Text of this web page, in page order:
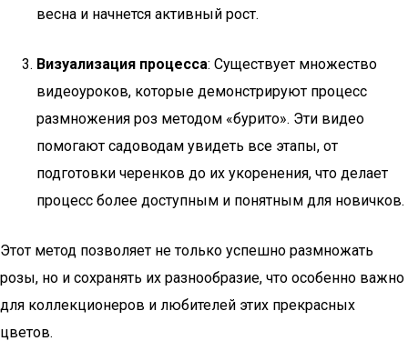
весна и начнется активный рост.
Визуализация процесса: Существует множество
видеоуроков, которые демонстрируют процесс
размножения роз методом «бурито». Эти видео
помогают садоводам увидеть все этапы, от
подготовки черенков до их укоренения, что делает
процесс более доступным и понятным для новичков.
Этот метод позволяет не только успешно размножать
розы, но и сохранять их разнообразие, что особенно важно
для коллекционеров и любителей этих прекрасных
цветов.